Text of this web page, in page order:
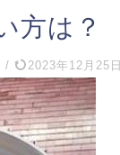
方は？
/ 2023年12月25日